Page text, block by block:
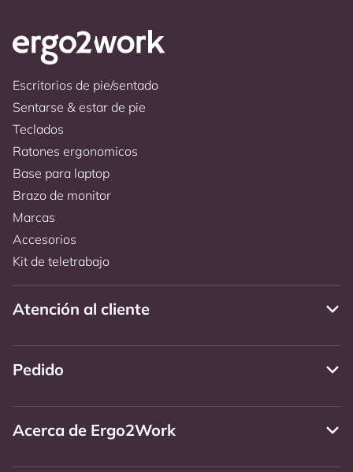
Escritorios de pie/sentado
Sentarse & estar de pie
Teclados
Ratones ergonomicos
Base para laptop
Brazo de monitor
Marcas
Accesorios
Kit de teletrabajo
Atención al cliente
Pedido
Acerca de Ergo2Work